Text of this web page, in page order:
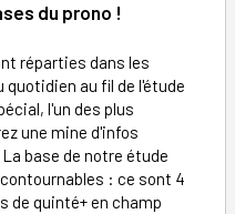
du prono !
réparties dans les
quotidien au fil de l'étude
l'un des plus
une mine d'infos
base de notre étude
: ce sont 4
de quinté+ en champ